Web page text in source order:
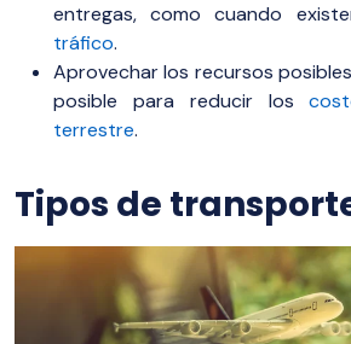
entregas, como cuando
tráfico.
Aprovechar los recursos
posible para reducir los
terrestre.
Tipos de